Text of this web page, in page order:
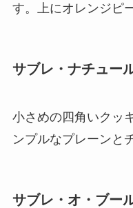
す。上にオレンジピ
サブレ・ナチュー
小さめの四角いクッ
ンプルなプレーンと
サブレ・オ・ブー